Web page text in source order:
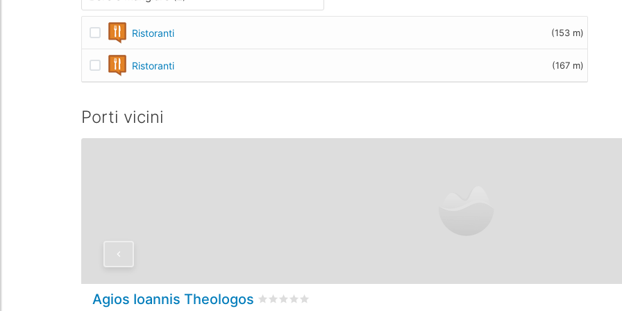
Ristoranti (153 m)
Ristoranti (167 m)
Porti vicini
Agios Ioannis Theologos Valutato0